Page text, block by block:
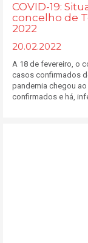
COVID-19:
concelho de
2022
20.02.2022
A 18 de fevereiro, o
casos confirmados
pandemia chegou
confirmados e há,